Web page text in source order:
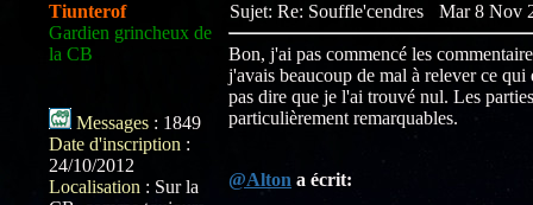
Tiunterof
Gardien grincheux de
la CB
Messages : 1849
Date d'inscription :
24/10/2012
Localisation : Sur la
Sujet: Re: Souffle'cendres Mar 8 Nov
Bon, j'ai pas commencé les
j'avais beaucoup de mal à relever ce
pas dire que je l'ai trouvé nul. Les
particulièrement remarquables.
@Alton a écrit: